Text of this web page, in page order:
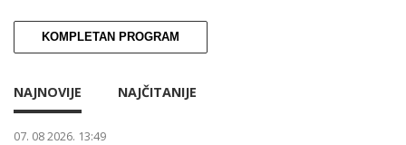
KOMPLETAN PROGRAM
NAJNOVIJE NAJČITANIJE
07. 08 2026. 13:49